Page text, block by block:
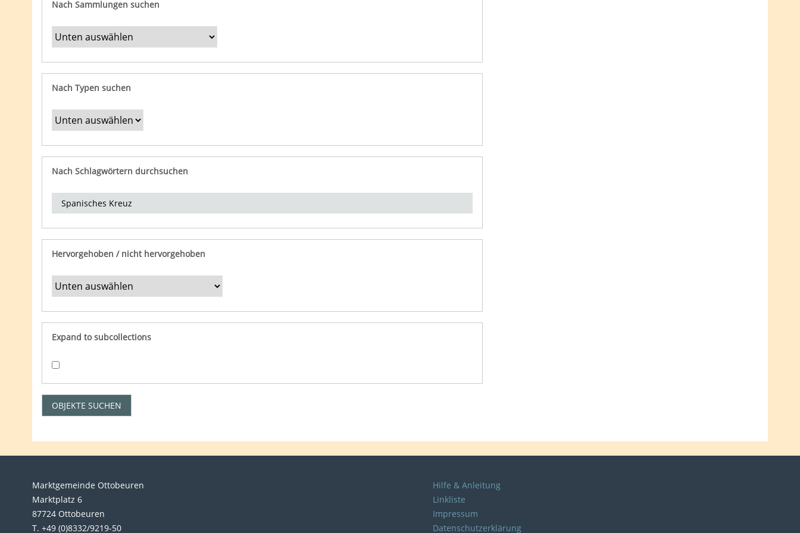
Nach Sammlungen suchen
Nach Typen suchen
Nach Schlagwörtern durchsuchen
Hervorgehoben / nicht hervorgehoben
Expand to subcollections
Marktgemeinde Ottobeuren
Marktplatz 6
87724 Ottobeuren
T. +49 (0)8332/9219-50
Hilfe & Anleitung
Linkliste
Impressum
Datenschutzerklärung